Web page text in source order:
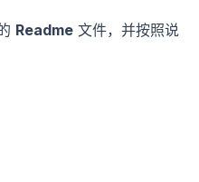
Readme 文件，并按照说